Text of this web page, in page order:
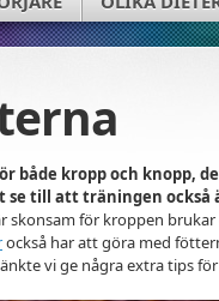
både kropp och knopp,
se till att träningen också
skonsam för kroppen
också har att göra med
vi ge några extra tips